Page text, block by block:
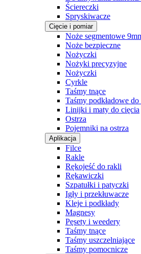
Ściereczki
Spryskiwacze
Cięcie i pomiar
Noże segmentowe
Noże bezpieczne
Nożyczki
Nożyki precyzyjne
Nożyczki
Cyrkle
Taśmy tnące
Taśmy podkładowe do
Linijki i maty do cięcia
Ostrza
Pojemniki na ostrza
Aplikacja
Filce
Rakle
Rękojeść do rakli
Rękawiczki
Szpatułki i patyczki
Igły i przekłuwacze
Kleje i podkłady
Magnesy
Pęsety i weedery
Taśmy tnące
Taśmy uszczelniające
Taśmy pomocnicze